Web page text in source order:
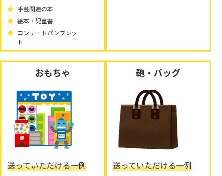
手芸関連の本
絵本・児童書
コンサートパンフレッ
ト
おもちゃ
送っていただける一例
鞄・バッグ
送っていただける一例